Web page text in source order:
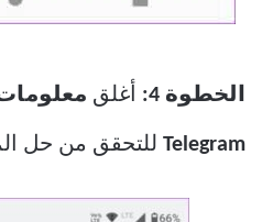
الخطوة 4: أغلق
Telegram للتحقق من حل